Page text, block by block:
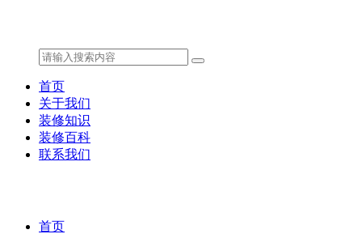
首页
关于我们
装修知识
装修百科
联系我们
首页